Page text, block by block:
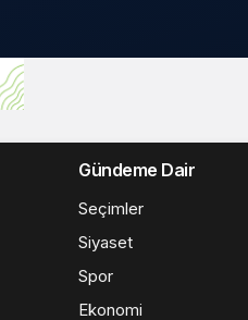
Gündeme Dair
Seçimler
Siyaset
Spor
Ekonomi